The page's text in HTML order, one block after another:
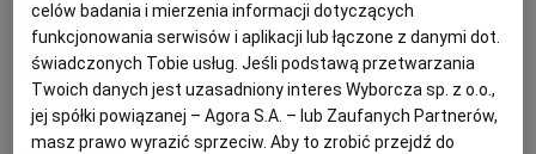
MIĘSA
RYBY
KUCHNIA FRANCUSKA
KUCHNIA AMERYKAŃSKA
SZEF KUCHNI
BYDGOSZCZ
CZĘSTOCHOWA
DUŻY FORMAT
WOLNA SOBOTA
WYBORCZA CLASSIC
WYBORCZA.BIZ
Jesienny obiad
JESIENNE PRZEPISY KRÓLIK SZARLOTKA
celów badania i mierzenia informacji dotyczących
funkcjonowania serwisów i aplikacji lub łączone z danymi dot.
świadczonych Tobie usług. Jeśli podstawą przetwarzania
Twoich danych jest uzasadniony interes Wyborcza sp. z o.o.,
jej spółki powiązanej – Agora S.A. – lub Zaufanych Partnerów,
masz prawo wyrazić sprzeciw. Aby to zrobić przejdź do